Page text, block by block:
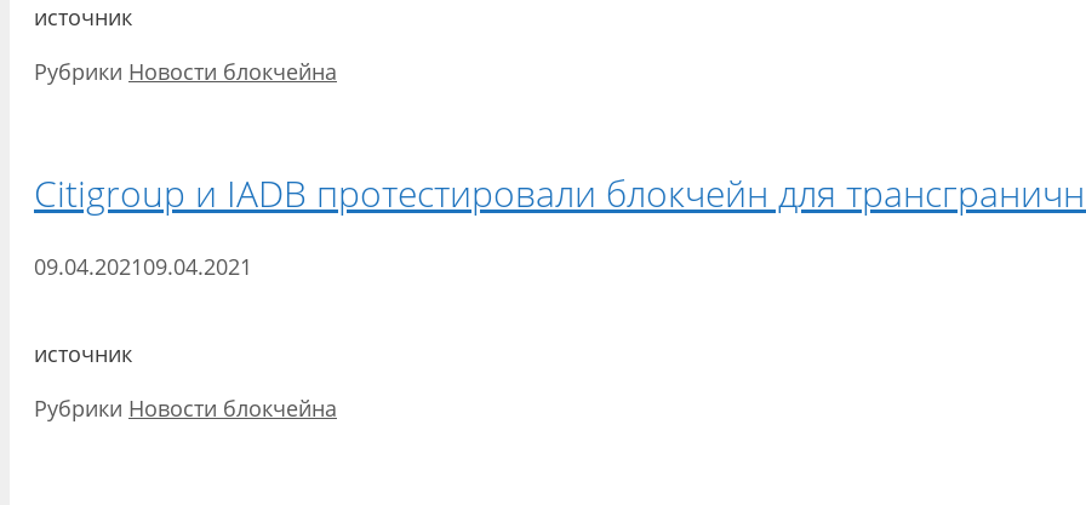
источник
Рубрики Новости блокчейна
Citigroup и IADB протестировали блокчейн для
09.04.202109.04.2021
источник
Рубрики Новости блокчейна